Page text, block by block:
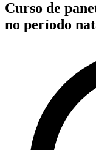
Curso de
no período